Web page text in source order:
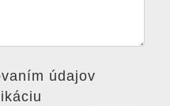
údajov